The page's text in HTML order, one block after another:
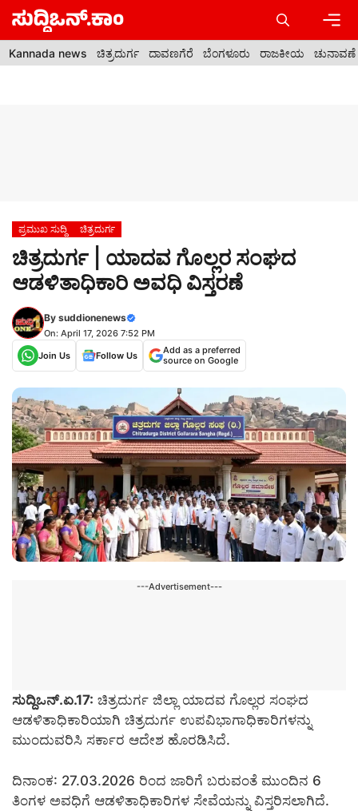
Skip
content
Kannada news ಚಿತ್ರದುರ್ಗ ದಾವಣಗೆರೆ ಬೆಂಗಳೂರು ರಾಜಕೀಯ ಚುನಾವಣೆ
ಪ್ರಮುಖ ಸುದ್ದಿ ಚಿತ್ರದುರ್ಗ
ಚಿತ್ರದುರ್ಗ | ಯಾದವ ಗೊಲ್ಲರ ಸಂಘದ
ಆಡಳಿತಾಧಿಕಾರಿ ಅವಧಿ ವಿಸ್ತರಣೆ
By suddionenews
On: April 17, 2026 7:52 PM
Join Us
Follow Us
Add as a preferred
source on Google
---Advertisement---
ಸುದ್ದಿಒನ್.ಏ.17: ಚಿತ್ರದುರ್ಗ ಜಿಲ್ಲಾ ಯಾದವ ಗೊಲ್ಲರ ಸಂಘದ
ಆಡಳಿತಾಧಿಕಾರಿಯಾಗಿ ಚಿತ್ರದುರ್ಗ ಉಪವಿಭಾಗಾಧಿಕಾರಿಗಳನ್ನು
ಮುಂದುವರಿಸಿ ಸರ್ಕಾರ ಆದೇಶ ಹೊರಡಿಸಿದೆ.
ದಿನಾಂಕ: 27.03.2026 ರಿಂದ ಜಾರಿಗೆ ಬರುವಂತೆ ಮುಂದಿನ 6
ತಿಂಗಳ ಅವಧಿಗೆ ಆಡಳಿತಾಧಿಕಾರಿಗಳ ಸೇವೆಯನ್ನು ವಿಸ್ತರಿಸಲಾಗಿದೆ.